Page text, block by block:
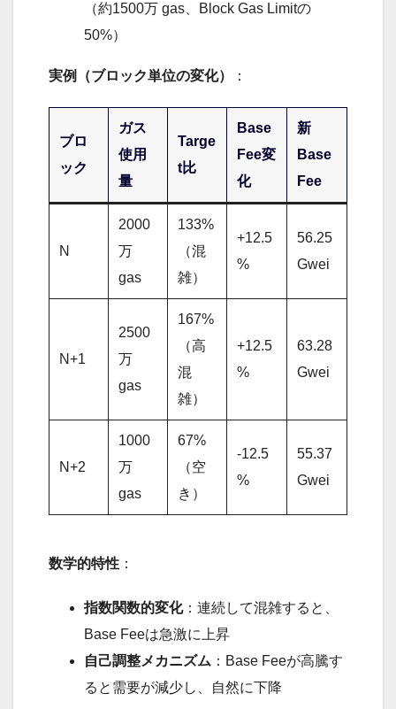
（約1500万 gas、Block Gas Limitの
50%）
実例（ブロック単位の変化） ：
ブロ
ック
ガス
使用
量
Targe
t比
Base
Fee変
化
新
Base
Fee
N
2000
万
gas
133%
（混
雑）
+12.5
%
56.25
Gwei
N+1
2500
万
gas
167%
（高
混
雑）
+12.5
%
63.28
Gwei
N+2
1000
万
gas
67%
（空
き）
-12.5
%
55.37
Gwei
数学的特性 ：
指数関数的変化：連続して混雑すると、
Base Feeは急激に上昇
自己調整メカニズム ：Base Feeが高騰す
ると需要が減少し、自然に下降